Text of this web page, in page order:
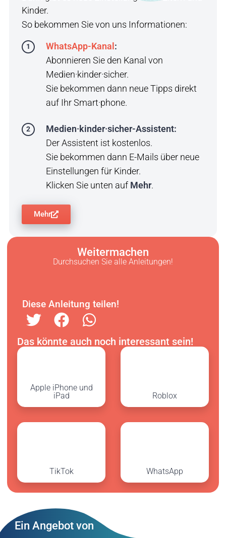
Kinder.
So bekommen Sie von uns Informationen:
WhatsApp-Kanal:
Abonnieren Sie den Kanal von
Medien·kinder·sicher.
Sie bekommen dann neue Tipps direkt
auf Ihr Smart·phone.
Medien·kinder·sicher-Assistent:
Der Assistent ist kostenlos.
Sie bekommen dann E-Mails über neue
Einstellungen für Kinder.
Klicken Sie unten auf Mehr.
Mehr
Weitermachen
Durchsuchen Sie alle Anleitungen!
Diese Anleitung teilen!
Das könnte auch noch interessant sein!
Apple iPhone und
iPad
Roblox
TikTok WhatsApp
Ein Angebot von